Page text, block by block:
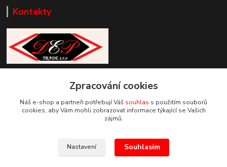
Kontakty
+420 777 085 857
info@deptrade.cz
Zpracování cookies
Náš e-shop a partneři potřebují Váš souhlas s použitím souborů
cookies, aby Vám mohli zobrazovat informace týkající se Vašich
zájmů.
Nastavení Souhlasím